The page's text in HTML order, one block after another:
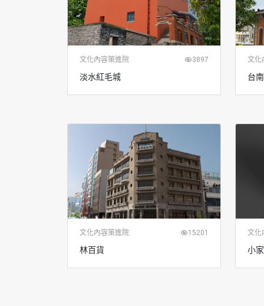
文化內容策進院 3897
淡水紅毛城
文化
台
文化內容策進院 15201
林百貨
文化
小